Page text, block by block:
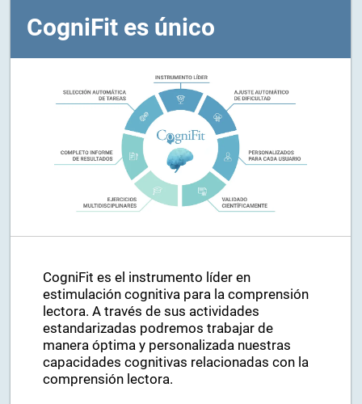
CogniFit es único
CogniFit es el instrumento líder en
estimulación cognitiva para la comprensión
lectora. A través de sus actividades
estandarizadas podremos trabajar de
manera óptima y personalizada nuestras
capacidades cognitivas relacionadas con la
comprensión lectora.